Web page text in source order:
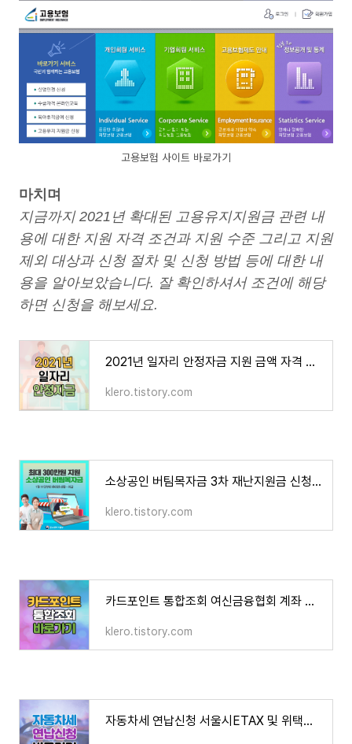
고용보험 사이트 바로가기
마치며
지금까지 2021년 확대된 고용유지지원금 관련 내
용에 대한 지원 자격 조건과 지원 수준 그리고 지원
제외 대상과 신청 절차 및 신청 방법 등에 대한 내
용을 알아보았습니다. 잘 확인하셔서 조건에 해당
하면 신청을 해보세요.
2021년 일자리 안정자금 지원 금액 자격 조건 대상 신청 방법
klero.tistory.com
소상공인 버팀목자금 3차 재난지원금 신청방법 사이트 바로가기
klero.tistory.com
카드포인트 통합조회 여신금융협회 계좌 이체 입금 방법
klero.tistory.com
자동차세 연납신청 서울시ETAX 및 위택스 납부 방법